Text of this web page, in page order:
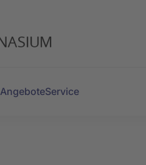
Service